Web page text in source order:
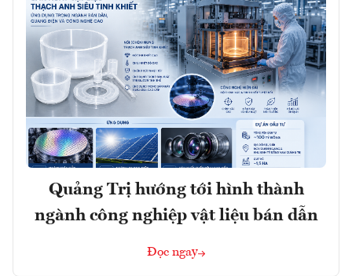
Quảng Trị hướng tới hình thành
ngành công nghiệp vật liệu bán dẫn
Đọc ngay